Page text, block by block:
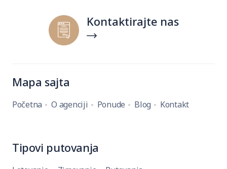
Kontaktirajte nas
Mapa sajta
Početna O agenciji Ponude Blog Kontakt
Tipovi putovanja